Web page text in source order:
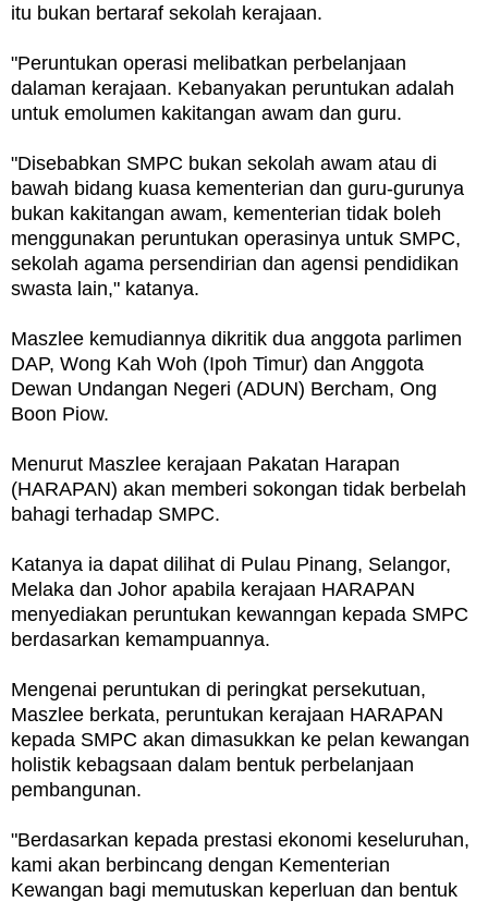
itu bukan bertaraf sekolah kerajaan.
"Peruntukan operasi melibatkan perbelanjaan
dalaman kerajaan. Kebanyakan peruntukan adalah
untuk emolumen kakitangan awam dan guru.
"Disebabkan SMPC bukan sekolah awam atau di
bawah bidang kuasa kementerian dan guru-gurunya
bukan kakitangan awam, kementerian tidak boleh
menggunakan peruntukan operasinya untuk SMPC,
sekolah agama persendirian dan agensi pendidikan
swasta lain," katanya.
Maszlee kemudiannya dikritik dua anggota parlimen
DAP, Wong Kah Woh (Ipoh Timur) dan Anggota
Dewan Undangan Negeri (ADUN) Bercham, Ong
Boon Piow.
Menurut Maszlee kerajaan Pakatan Harapan
(HARAPAN) akan memberi sokongan tidak berbelah
bahagi terhadap SMPC.
Katanya ia dapat dilihat di Pulau Pinang, Selangor,
Melaka dan Johor apabila kerajaan HARAPAN
menyediakan peruntukan kewanngan kepada SMPC
berdasarkan kemampuannya.
Mengenai peruntukan di peringkat persekutuan,
Maszlee berkata, peruntukan kerajaan HARAPAN
kepada SMPC akan dimasukkan ke pelan kewangan
holistik kebagsaan dalam bentuk perbelanjaan
pembangunan.
"Berdasarkan kepada prestasi ekonomi keseluruhan,
kami akan berbincang dengan Kementerian
Kewangan bagi memutuskan keperluan dan bentuk